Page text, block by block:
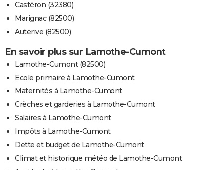
Castéron (32380)
Marignac (82500)
Auterive (82500)
En savoir plus sur Lamothe-Cumont
Lamothe-Cumont (82500)
Ecole primaire à Lamothe-Cumont
Maternités à Lamothe-Cumont
Crèches et garderies à Lamothe-Cumont
Salaires à Lamothe-Cumont
Impôts à Lamothe-Cumont
Dette et budget de Lamothe-Cumont
Climat et historique météo de Lamothe-Cumont